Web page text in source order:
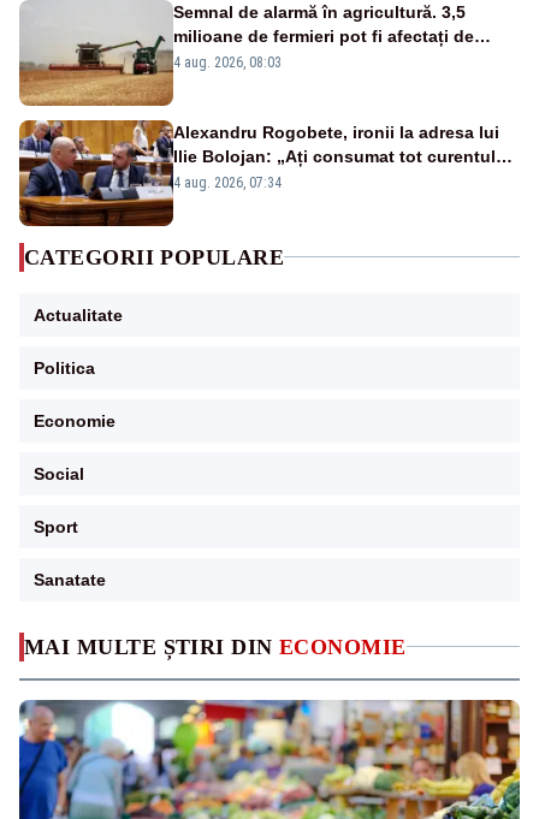
MAI MULTE ȘTIRI DIN ECONOMIE
Semnal de alarmă în agricultură. 3,5
milioane de fermieri pot fi afectați de
strategia pentru conservarea
4 aug. 2026, 08:03
Alexandru Rogobete, ironii la adresa lui
Ilie Bolojan: „Ați consumat tot curentul
urmărind șobolani imaginari”
4 aug. 2026, 07:34
CATEGORII POPULARE
Actualitate
Politica
Economie
Social
Sport
Sanatate